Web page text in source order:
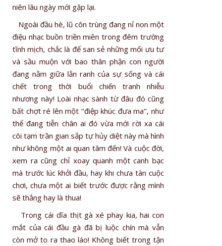
niên lâu ngày mới gặp lại.
Ngoài đầu hè, lũ côn trùng đang nỉ non một
điệu nhạc buồn triền miên trong đêm trường
tĩnh mịch, chắc là để san sẻ những mối ưu tư
và sầu muộn với bao thân phận con người
đang nằm giữa lằn ranh của sự sống và cái
chết trong thời buổi chiến tranh nhiễu
nhương này! Loài nhạc sành từ đâu đó cũng
bất chợt ré lên một ‘‘điệp khúc đưa ma’’, như
thể đang tiễn chân ai đó vừa mới rời xa cái
cõi tạm trần gian sắp tự hủy diệt này mà hình
như không một ai quan tâm đến! Và cuộc đời,
xem ra cũng chỉ xoay quanh một canh bạc
mà trước lúc khởi đầu, hay khi chưa tàn cuộc
chơi, chưa một ai biết trước được rằng mình
sẽ thắng hay là thua!
Trong cái dĩa thịt gà xé phay kia, hai con
mắt của cái đầu gà đã bị luộc chín mà vẫn
còn mở to ra thao láo! Không biết trong tận